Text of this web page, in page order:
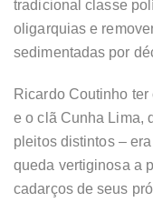
tradicional classe
oligarquias e
sedimentadas por
Ricardo Coutinho
e o clã Cunha Lima,
pleitos distintos –
queda vertiginosa a
cadarços de seus